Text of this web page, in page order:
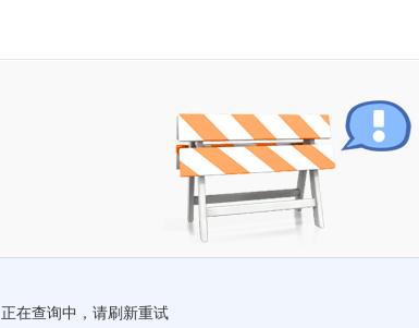
正在查询中，请刷新重试